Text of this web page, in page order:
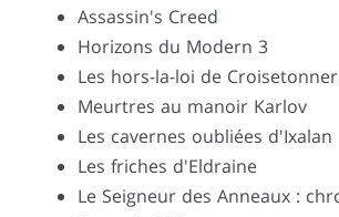
Assassin's Creed
Horizons du Modern 3
Les hors-la-loi de
Meurtres au manoir Karlov
Les cavernes oubliées d'Ixalan
Les friches d'Eldraine
Le Seigneur des Anneaux :